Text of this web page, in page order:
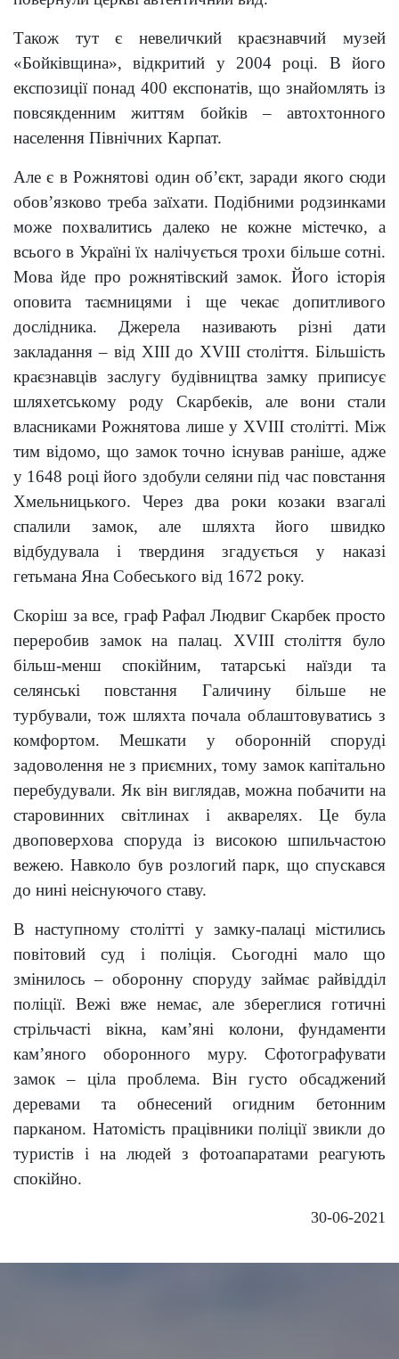
Також тут є невеличкий краєзнавчий музей
«Бойківщина», відкритий у 2004 році. В його
експозиції понад 400 експонатів, що знайомлять із
повсякденним життям бойків – автохтонного
населення Північних Карпат.
Але є в Рожнятові один об’єкт, заради якого сюди
обов’язково треба заїхати. Подібними родзинками
може похвалитись далеко не кожне містечко, а
всього в Україні їх налічується трохи більше сотні.
Мова йде про рожнятівский замок. Його історія
оповита таємницями і ще чекає допитливого
дослідника. Джерела називають різні дати
закладання – від ХІІІ до ХVIII століття. Більшість
краєзнавців заслугу будівництва замку приписує
шляхетському роду Скарбеків, але вони стали
власниками Рожнятова лише у ХVIII столітті. Між
тим відомо, що замок точно існував раніше, адже
у 1648 році його здобули селяни під час повстання
Хмельницького. Через два роки козаки взагалі
спалили замок, але шляхта його швидко
відбудувала і твердиня згадується у наказі
гетьмана Яна Собеського від 1672 року.
Скоріш за все, граф Рафал Людвиг Скарбек просто
переробив замок на палац. ХVIII століття було
більш-менш спокійним, татарські наїзди та
селянські повстання Галичину більше не
турбували, тож шляхта почала облаштовуватись з
комфортом. Мешкати у оборонній споруді
задоволення не з приємних, тому замок капітально
перебудували. Як він виглядав, можна побачити на
старовинних світлинах і акварелях. Це була
двоповерхова споруда із високою шпильчастою
вежею. Навколо був розлогий парк, що спускався
до нині неіснуючого ставу.
В наступному столітті у замку-палаці містились
повітовий суд і поліція. Сьогодні мало що
змінилось – оборонну споруду займає райвідділ
поліції. Вежі вже немає, але збереглися готичні
стрільчасті вікна, кам’яні колони, фундаменти
кам’яного оборонного муру. Сфотографувати
замок – ціла проблема. Він густо обсаджений
деревами та обнесений огидним бетонним
парканом. Натомість працівники поліції звикли до
туристів і на людей з фотоапаратами реагують
спокійно.
30-06-2021